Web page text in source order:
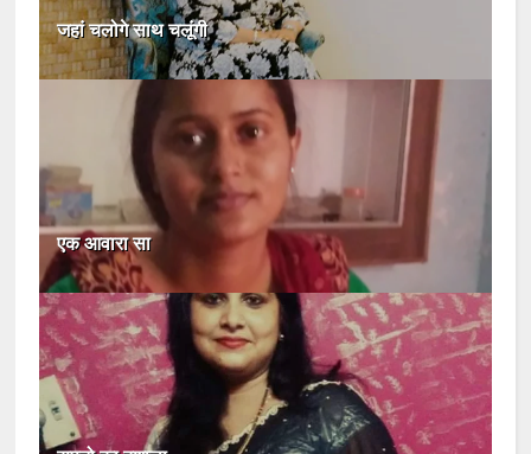
जहां चलोगे साथ चलूंगी
एक आवारा सा